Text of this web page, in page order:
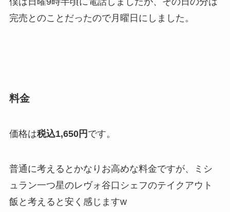
完売とのことだったので月曜日にしました。
料金
価格は税込1,650円 です。
普通に考えるとかなりお高めな料金ですが、ミシ
ュラン一つ星のレヴォ谷口シェフのテイクアウト
飯と考えると安く感じますw